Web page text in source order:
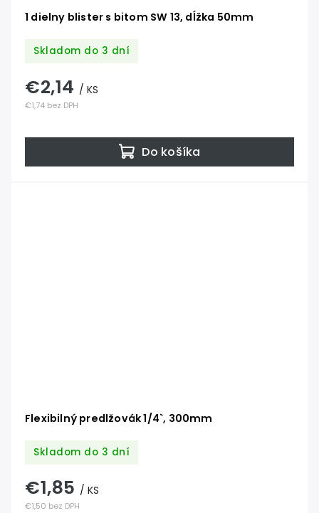
1 dielny blister s bitom SW 13, dĺžka 50mm
Skladom do 3 dní
€1,74 bez DPH
€2,14 / KS
Do košíka
Flexibilný predlžovák 1/4`, 300mm
Skladom do 3 dní
€1,50 bez DPH
€1,85 / KS